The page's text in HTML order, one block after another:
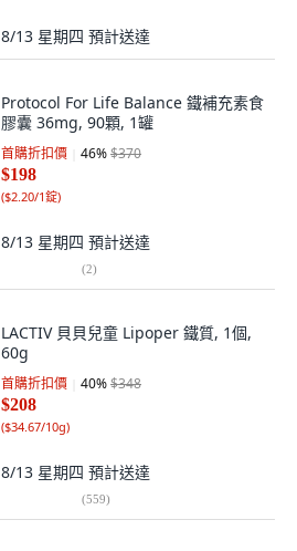
8/13 星期四 預計送達
Protocol For Life Balance 鐵補充素食
膠囊 36mg, 90顆, 1罐
首購折扣價 46%$370
$198
($2.20/1錠)
8/13 星期四 預計送達
(2)
LACTIV 貝貝兒童 Lipoper 鐵質, 1個,
60g
首購折扣價 40%$348
$208
($34.67/10g)
8/13 星期四 預計送達
(559)